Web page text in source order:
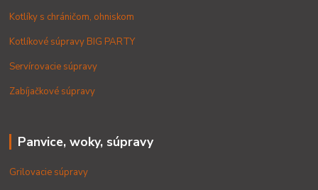
Kotlíky s chráničom, ohniskom
Kotlíkové súpravy BIG PARTY
Servírovacie súpravy
Zabíjačkové súpravy
Panvice, woky, súpravy
Grilovacie súpravy